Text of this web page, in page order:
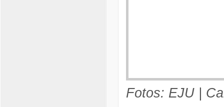
Fotos: EJU |